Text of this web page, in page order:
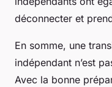
déconnecter et
En somme, une
indépendant n’est
Avec la bonne